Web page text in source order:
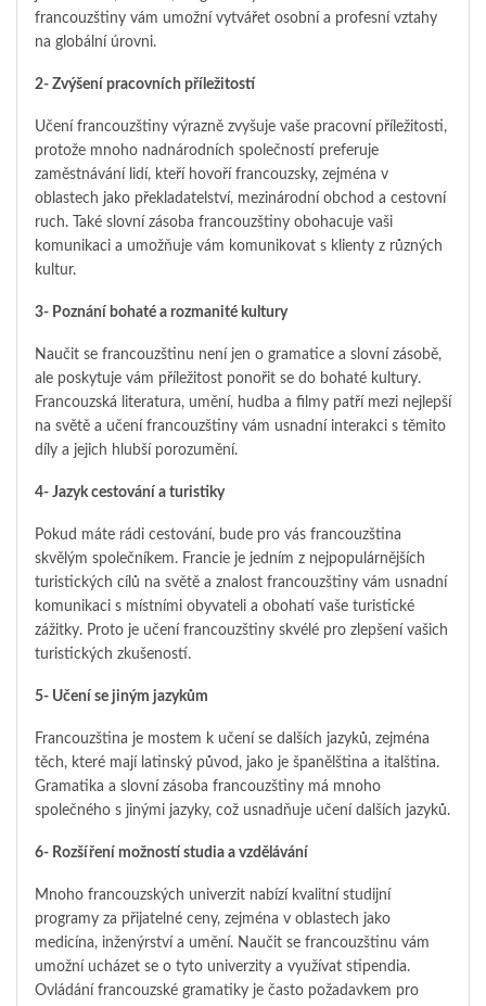
francouzštiny vám umožní vytvářet osobní a profesní vztahy
na globální úrovni.
2- Zvýšení pracovních příležitostí
Učení francouzštiny výrazně zvyšuje vaše pracovní příležitosti,
protože mnoho nadnárodních společností preferuje
zaměstnávání lidí, kteří hovoří francouzsky, zejména v
oblastech jako překladatelství, mezinárodní obchod a cestovní
ruch. Také slovní zásoba francouzštiny obohacuje vaši
komunikaci a umožňuje vám komunikovat s klienty z různých
kultur.
3- Poznání bohaté a rozmanité kultury
Naučit se francouzštinu není jen o gramatice a slovní zásobě,
ale poskytuje vám příležitost ponořit se do bohaté kultury.
Francouzská literatura, umění, hudba a filmy patří mezi nejlepší
na světě a učení francouzštiny vám usnadní interakci s těmito
díly a jejich hlubší porozumění.
4- Jazyk cestování a turistiky
Pokud máte rádi cestování, bude pro vás francouzština
skvělým společníkem. Francie je jedním z nejpopulárnějších
turistických cílů na světě a znalost francouzštiny vám usnadní
komunikaci s místními obyvateli a obohatí vaše turistické
zážitky. Proto je učení francouzštiny skvélé pro zlepšení vašich
turistických zkušeností.
5- Učení se jiným jazykům
Francouzština je mostem k učení se dalších jazyků, zejména
těch, které mají latinský původ, jako je španělština a italština.
Gramatika a slovní zásoba francouzštiny má mnoho
společného s jinými jazyky, což usnadňuje učení dalších jazyků.
6- Rozšíření možností studia a vzdělávání
Mnoho francouzských univerzit nabízí kvalitní studijní
programy za přijatelné ceny, zejména v oblastech jako
medicína, inženýrství a umění. Naučit se francouzštinu vám
umožní ucházet se o tyto univerzity a využívat stipendia.
Ovládání francouzské gramatiky je často požadavkem pro